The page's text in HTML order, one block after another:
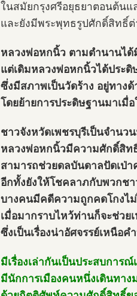
ในสมัยกรุงศรีอยุธยาตอนต้นแ
และยังมีพระพุทธรูปศักดิ์สิทธิ์
หลวงพ่อหกนิ้ว ตามตำนานได้
แต่เดิมหลวงพ่อหกนิ้วได้ประ
ซึ่งมีสภาพเป็นวัดร้าง อยู่ทาง
โดยย้ายการประดิษฐานมาเ
ชาวจังหวัดเพชรบุรีเป็นจำนว
หลวงพ่อหกนิ้วมีความศักดิ์สิท
สามารถช่วยดลบันดาลปัดเป่
อีกทั้งยังให้โชคลาภกับพวกช
บางคนมีคดีความถูกคดโกงไ
เมื่อมากราบไหว้ท่านก็จะช่ว
ซึ่งเป็นเรื่องน่าอัศจรรย์เหนือค
มีเรื่องเล่ากันเป็นประสบการ
มีนักการเมืองคนหนึ่งเดินทา